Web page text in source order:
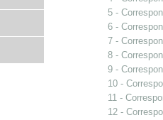
5 -
6 -
7 -
8 -
9 -
10 -
11 -
12 -